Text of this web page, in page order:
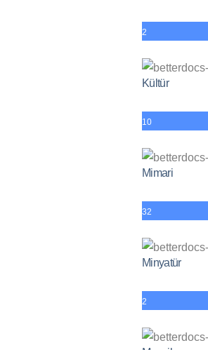
2
Kültür
10
Mimari
32
Minyatür
2